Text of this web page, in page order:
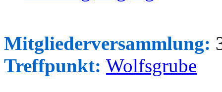
Mitgliederversammlung:
Treffpunkt: Wolfsgrube